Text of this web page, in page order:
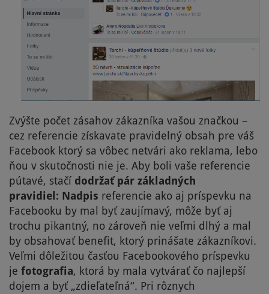
Zvýšte počet zásahov zákazníka vašou značkou –
cez referencie získavate pravidelný obsah pre váš
Facebook ktorý sa vôbec netvári ako reklama, lebo
ňou v skutočnosti nie je. Aby boli vaše referencie
pútavé, stačí dodržať pár základných
pravidiel: Nadpis referencie ako aj príspevku na
Facebooku by mal byť zaujímavý, môže byť aj
trochu pikantný, no zároveň nie veľmi dlhý a mal
by obsahovať benefit, ktorý prinášate zákazníkovi.
Veľmi dôležitou časťou Facebookového príspevku
je fotografia, ktorá by mala vytvárať čo najlepší
dojem a byť „zdieľateľná“. Pri rôznych